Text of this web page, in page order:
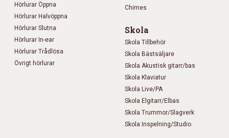
Hörlurar Öppna
Hörlurar Halvöppna
Hörlurar Slutna
Hörlurar In-ear
Hörlurar Trådlösa
Övrigt hörlurar
Chimes
Skola
Skola Tillbehör
Skola Bästsäljare
Skola Akustisk gitarr/bas
Skola Klaviatur
Skola Live/PA
Skola Elgitarr/Elbas
Skola Trummor/Slagverk
Skola Inspelning/Studio